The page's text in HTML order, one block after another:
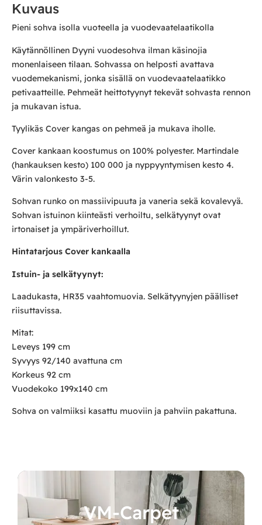
Kuvaus
Pieni sohva isolla vuoteella ja vuodevaatelaatikolla
Käytännöllinen Dyyni vuodesohva ilman käsinojia
monenlaiseen tilaan. Sohvassa on helposti avattava
vuodemekanismi, jonka sisällä on vuodevaatelaatikko
petivaatteille. Pehmeät heittotyynyt tekevät sohvasta rennon
ja mukavan istua.
Tyylikäs Cover kangas on pehmeä ja mukava iholle.
Cover kankaan koostumus on 100% polyester. Martindale
(hankauksen kesto) 100 000 ja nyppyyntymisen kesto 4.
Värin valonkesto 3-5.
Sohvan runko on massiivipuuta ja vaneria sekä kovalevyä.
Sohvan istuinon kiinteästi verhoiltu, selkätyynyt ovat
irtonaiset ja ympäriverhoillut.
Hintatarjous Cover kankaalla
Istuin- ja selkätyynyt:
Laadukasta, HR35 vaahtomuovia. Selkätyynyjen päälliset
riisuttavissa.
Mitat:
Leveys 199 cm
Syvyys 92/140 avattuna cm
Korkeus 92 cm
Vuodekoko 199x140 cm
Sohva on valmiiksi kasattu muoviin ja pahviin pakattuna.
VM-Carpet